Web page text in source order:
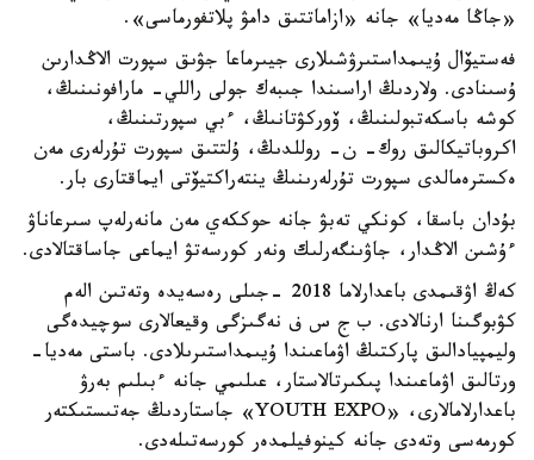
«جاڭا مەديا» جانە «ازاماتتىق دامۋ پلاتفورماسى».
فەستيۆال ۇيىمداستىرۋشىلارى جيىرماعا جۋىق سپورت الاڭدارىن
ۇسىنادى. ولاردىڭ اراسىندا جىبەك جولى راللي- مارافونىنىڭ،
كوشە باسكەتبولىنىڭ، ۆوركۋتانىڭ، ءبي سپورتىنىڭ،
اكروباتيكالىق روك- ن- روللدىڭ، ۇلتتىق سپورت تۇرلەرى مەن
ەكسترەمالدى سپورت تۇرلەرىنىڭ ينتەراكتيۆتى ايماقتارى بار.
بۇدان باسقا، كونكي تەبۋ جانە حوككەي مەن مانەرلەپ سىرعاناۋ
ءۇشىن الاڭدار، جاۋىنگەرلىك ونەر كورسەتۋ ايماعى جاساقتالادى.
كەڭ اۋقىمدى باعدارلاما 2018 -جىلى رەسەيدە وتەتىن الەم
كۋبوگىنا ارنالادى. ب ج س ف نەگىزگى وقيعالارى سوچيدەگى
وليمپيادالىق پاركتىڭ اۋماعىندا ۇيىمداستىرىلادى. باستى مەديا-
ورتالىق اۋماعىندا پىكىرتالاستار، عىلىمي جانە ءبىلىم بەرۋ
باعدارلامالارى، «YOUTH EXPO» جاستاردىڭ جەتىستىكتەر
كورمەسى وتەدى جانە كينوفيلمدەر كورسەتىلەدى.